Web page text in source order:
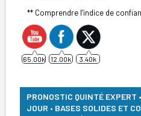
** Comprendre l’indice de
65.00k 12.00k 3.40k
PRONOSTIC QUINTÉ EXPERT
JOUR • BASES SOLIDES ET